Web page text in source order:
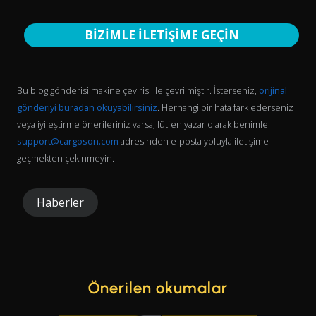
BİZİMLE İLETİŞİME GEÇİN
Bu blog gönderisi makine çevirisi ile çevrilmiştir. İsterseniz, orijinal
gönderiyi buradan okuyabilirsiniz. Herhangi bir hata fark ederseniz
veya iyileştirme önerileriniz varsa, lütfen yazar olarak benimle
support@cargoson.com adresinden e-posta yoluyla iletişime
geçmekten çekinmeyin.
Haberler
Önerilen okumalar